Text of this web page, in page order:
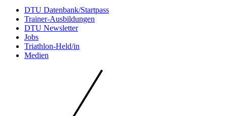
DTU Datenbank/Startpass
Trainer-Ausbildungen
DTU Newsletter
Jobs
Triathlon-Held/in
Medien